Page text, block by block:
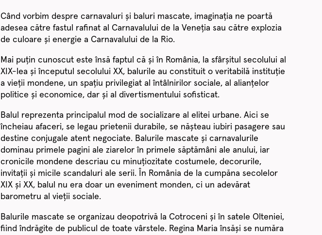
Când vorbim despre carnavaluri și baluri mascate, imaginația ne poartă
adesea către fastul rafinat al Carnavalului de la Veneția sau către explozia
de culoare și energie a Carnavalului de la Rio.
Mai puțin cunoscut este însă faptul că și în România, la sfârșitul secolului al
XIX-lea și începutul secolului XX, balurile au constituit o veritabilă instituție
a vieții mondene, un spațiu privilegiat al întâlnirilor sociale, al alianțelor
politice și economice, dar și al divertismentului sofisticat.
Balul reprezenta principalul mod de socializare al elitei urbane. Aici se
încheiau afaceri, se legau prietenii durabile, se nășteau iubiri pasagere sau
destine conjugale atent negociate. Balurile mascate și carnavalurile
dominau primele pagini ale ziarelor în primele săptămâni ale anului, iar
cronicile mondene descriau cu minuțiozitate costumele, decorurile,
invitații și micile scandaluri ale serii. În România de la cumpăna secolelor
XIX și XX, balul nu era doar un eveniment monden, ci un adevărat
barometru al vieții sociale.
Balurile mascate se organizau deopotrivă la Cotroceni și în satele Olteniei,
fiind îndrăgite de publicul de toate vârstele. Regina Maria însăși se număra